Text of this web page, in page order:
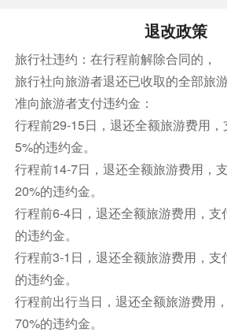
早餐后。司机来酒店接您，前
提供多个酒店供您选择。您可
酒店”“更多房型”来查看更多酒
终入住以您的选择为准。
① 酒店预订页面明确展示了房
餐及取消政策。
② 默认房型早餐含餐情况及份
致，可点击“更多房型”来调整。
温馨提示：美国部分酒店不含
需前台现付，预定时请特别关
餐饮
早餐：自理
中餐：自理
晚餐
退改政策
旅行社违约：在行程前解除合同的，
旅行社向旅游者退还已收取的全部旅
准向旅游者支付违约金：
行程前29-15日，退还全额旅游费用
5%的违约金。
行程前14-7日，退还全额旅游费用，
20%的违约金。
行程前6-4日，退还全额旅游费用，支
的违约金。
行程前3-1日，退还全额旅游费用，支
的违约金。
行程前出行当日，退还全额旅游费用
70%的违约金。